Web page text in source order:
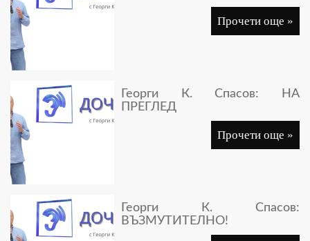
Прочети още »
Георги К. Спасов: НА
ПРЕГЛЕД
Прочети още »
Георги К. Спасов:
ВЪЗМУТИТЕЛНО!